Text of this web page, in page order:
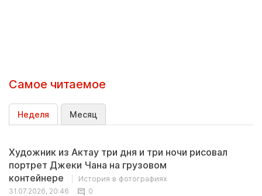
Самое читаемое
Неделя Месяц
Художник из Актау три дня и три ночи рисовал
портрет Джеки Чана на грузовом
контейнере
История в фотографиях
31.07.2026, 20:46
0